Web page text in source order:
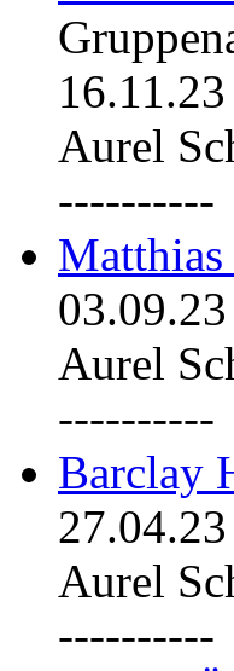
16.11.23
Aurel
----------
Matthias
03.09.23
Aurel
----------
Barclay
27.04.23
Aurel
----------